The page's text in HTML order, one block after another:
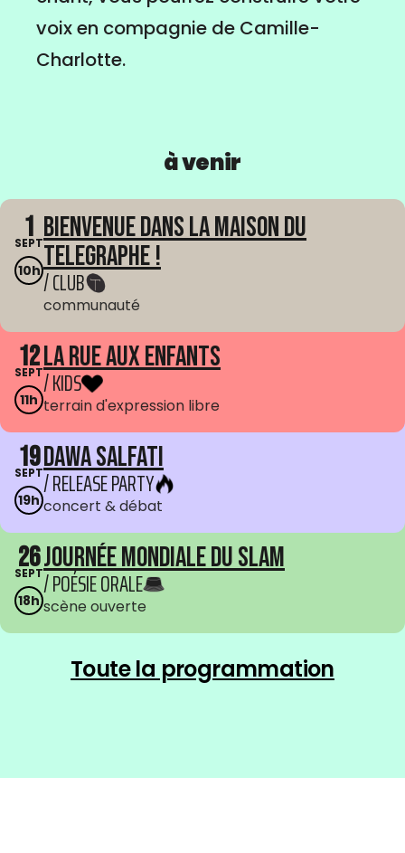
voix en compagnie de Camille-
Charlotte.
à venir
1
SEPT
10h
Bienvenue dans La Maison du
Telegraphe !
/ CLUB
communauté
12
SEPT
11h
La Rue aux enfants
/ KIDS
terrain d'expression libre
19
SEPT
19h
Dawa Salfati
/ RELEASE PARTY
concert & débat
26
SEPT
18h
Journée mondiale du Slam
/ POÉSIE ORALE
scène ouverte
Toute la programmation